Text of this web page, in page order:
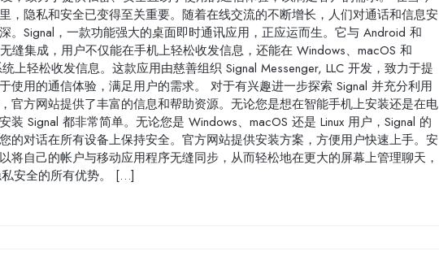
，隐私和安全已变得至关重要。随着在线交流的不断增长，人们对通话和信息安
。Signal，一款功能强大的桌面即时通讯应用，正应运而生。它与 Android 和
缝集成，用户不仅能在手机上轻松收发信息，还能在 Windows、macOS 和
上轻松收发信息。这款应用由慈善组织 Signal Messenger, LLC 开发，致力于提
使用的通信体验，满足用户的需求。 对于有兴趣进一步探索 Signal 并充分利用
官方网站提供了丰富的信息和帮助资源。无论您是想在智能手机上安装还是在电
装 Signal 都非常简单。无论您是 Windows、macOS 还是 Linux 用户，Signal 的
的对话在所有设备上保持安全。官方网站提供安装方案，方便用户快速上手。安
将自己的帐户与移动应用程序无缝同步，从而轻松地在更大的屏幕上管理聊天，
安全的所有优势。 […]